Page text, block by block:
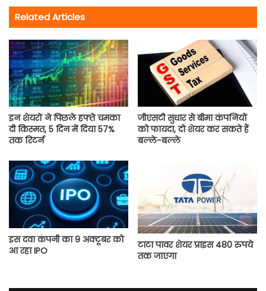
Related Articles
इन शेयरों ने पिछले हफ्ते चमका
दी किस्मत, 5 दिन में दिया 57%
तक रिटर्न
जीएसटी सुधार से बीमा कंपनियों
को फायदा, दो शेयर कर सकते हैं
बल्ले-बल्ले
इस दवा कंपनी का 9 अक्टूबर को
आ रहा IPO
टाटा पावर शेयर प्राइस 480 रुपये
तक जाएगा